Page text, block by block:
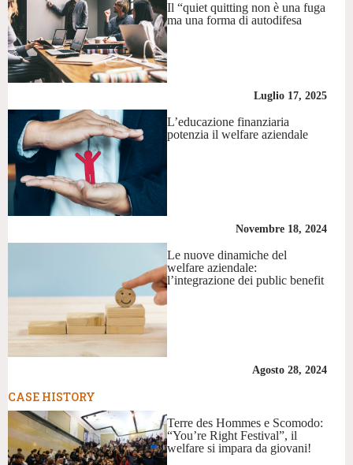
Il “quiet quitting non è una fuga
ma una forma di autodifesa
Luglio 17, 2025
L’educazione finanziaria
potenzia il welfare aziendale
Novembre 18, 2024
Le nuove dinamiche del
welfare aziendale:
l’integrazione dei public benefit
Agosto 28, 2024
CASE HISTORY
Terre des Hommes e Scomodo:
“You’re Right Festival”, il
welfare si impara da giovani!